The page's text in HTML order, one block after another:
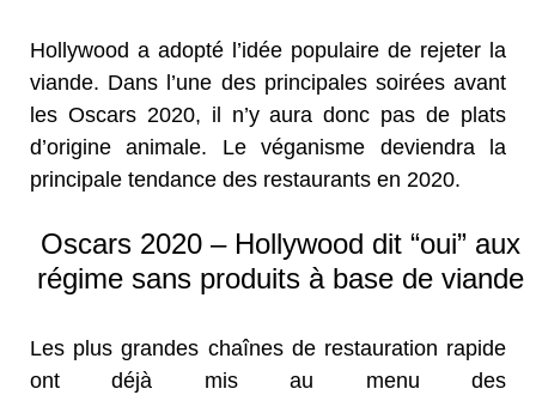
Hollywood a adopté l’idée populaire de rejeter la
viande. Dans l’une des principales soirées avant
les Oscars 2020, il n’y aura donc pas de plats
d’origine animale. Le véganisme deviendra la
principale tendance des restaurants en 2020.
Oscars 2020 – Hollywood dit “oui” aux
régime sans produits à base de viande
Les plus grandes chaînes de restauration rapide
ont déjà mis au menu des